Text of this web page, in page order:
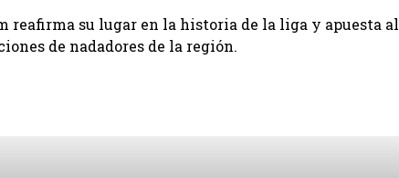
reafirma su lugar en la historia de la liga y apuesta al
de nadadores de la región.